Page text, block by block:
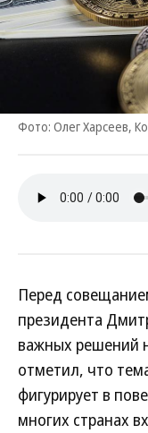
Фото: Олег Харсеев,
Перед
президента
важных решений
отметил, что
фигурирует в
многих странах